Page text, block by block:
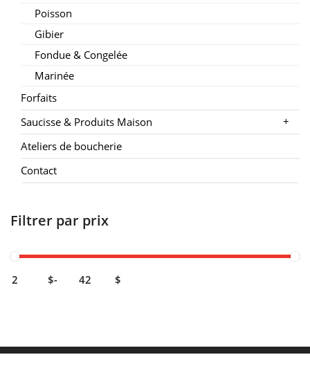
Poisson
Gibier
Fondue & Congelée
Marinée
Forfaits
Saucisse & Produits Maison
+
Ateliers de boucherie
Contact
Filtrer par prix
$- $